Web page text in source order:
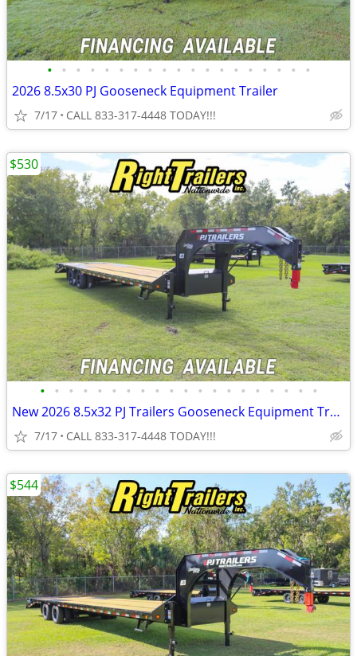
• • • • • • • • • • • • • • • • • • •
2026 8.5x30 PJ Gooseneck Equipment Trailer
7/17 CALL 833-317-4448 TODAY!!!
• • • • • • • • • • • • • • • • • • • •
New 2026 8.5x32 PJ Trailers Gooseneck Equipment Trailer
7/17 CALL 833-317-4448 TODAY!!!
$530
$544